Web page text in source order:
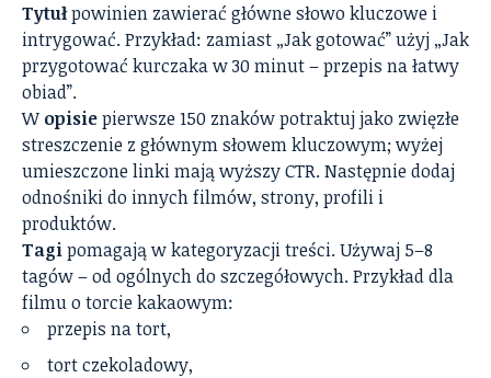
Tytułpowinien zawierać główne słowo kluczowe i
intrygować. Przykład: zamiast „Jak gotować” użyj „Jak
przygotować kurczaka w 30 minut – przepis na łatwy
obiad”.
W opisiepierwsze 150 znaków potraktuj jako zwięzłe
streszczenie z głównym słowem kluczowym; wyżej
umieszczone linki mają wyższy CTR. Następnie dodaj
odnośniki do innych filmów, strony, profili i
produktów.
Tagipomagają w kategoryzacji treści. Używaj 5–8
tagów – od ogólnych do szczegółowych. Przykład dla
filmu o torcie kakaowym:
przepis na tort,
tort czekoladowy,